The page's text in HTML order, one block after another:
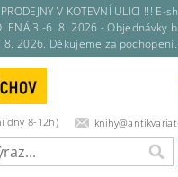
V KOTEVNÍ ULICI !!! E-
3.-6. 8. 2026 - Objednávky
2026. Děkujeme za pochopení.
dny 8-12h)